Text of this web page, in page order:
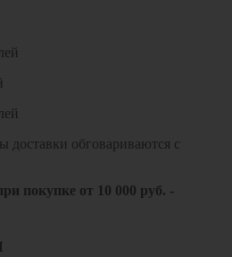
доставки обговариваются с
покупке от 10 000 руб. -